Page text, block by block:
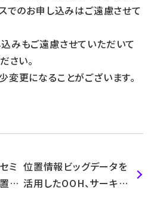
でのお申し込みはご遠慮させて
みもご遠慮させていただいて
さい。
更になることがございます。
ミ
情
位置情報ビッグデータを
活用したOOH、サーキュ